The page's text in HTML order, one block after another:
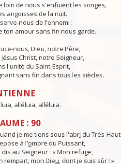
loin de nous s'enfuient les songes,
angoisses de la nuit.
nous de l'ennemi :
ton amour sans fin nous garde.
nous, Dieu, notre Père,
Jésus Christ, notre Seigneur,
l'unité du Saint-Esprit,
sans fin dans tous les siècles.
alléluia, alléluia.
: 90
je me tiens sous l'abri du Très-Haut
à l'ombre du Puissant,
dis au Seigneur : « Mon refuge,
rempart, mon Dieu, dont je suis sûr ! »